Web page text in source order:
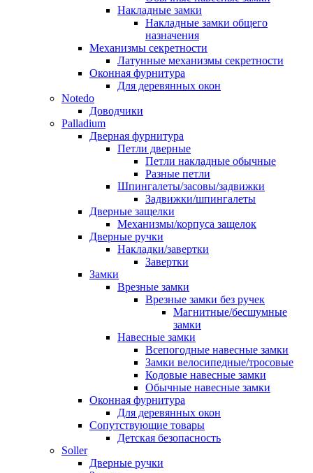
Накладные замки
Накладные замки общего
назначения
Механизмы секретности
Латунные механизмы секретности
Оконная фурнитура
Для деревянных окон
Notedo
Доводчики
Palladium
Дверная фурнитура
Петли дверные
Петли накладные обычные
Разные петли
Шпингалеты/засовы/задвижки
Задвижки/шпингалеты
Дверные защелки
Механизмы/корпуса защелок
Дверные ручки
Накладки/завертки
Завертки
Замки
Врезные замки
Врезные замки без ручек
Магнитные/бесшумные
замки
Навесные замки
Всепогодные навесные замки
Замки велосипедные/тросовые
Кодовые навесные замки
Обычные навесные замки
Оконная фурнитура
Для деревянных окон
Сопутствующие товары
Детская безопасность
Soller
Дверные ручки